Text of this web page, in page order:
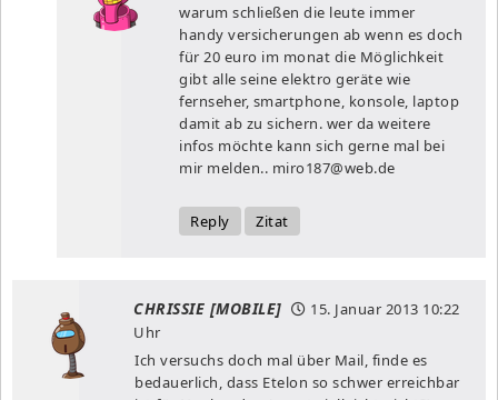
warum schließen die leute immer
handy versicherungen ab wenn es doch
für 20 euro im monat die Möglichkeit
gibt alle seine elektro geräte wie
fernseher, smartphone, konsole, laptop
damit ab zu sichern. wer da weitere
infos möchte kann sich gerne mal bei
mir melden.. miro187@web.de
Reply Zitat
CHRISSIE [MOBILE] 15. Januar 2013 10:22
Uhr
Ich versuchs doch mal über Mail, finde es
bedauerlich, dass Etelon so schwer erreichbar